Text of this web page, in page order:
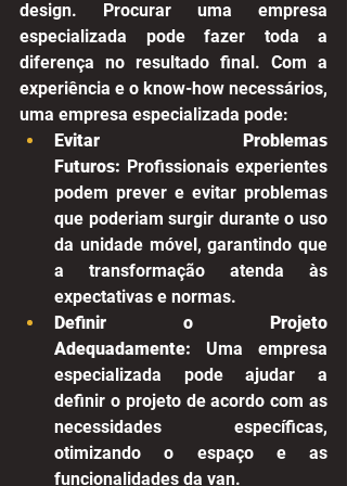
design. Procurar uma empresa
especializada pode fazer toda a
diferença no resultado final. Com a
experiência e o know-how necessários,
uma empresa especializada pode:
Evitar Problemas
Futuros: Profissionais experientes
podem prever e evitar problemas
que poderiam surgir durante o uso
da unidade móvel, garantindo que
a transformação atenda às
expectativas e normas.
Definir o Projeto
Adequadamente: Uma empresa
especializada pode ajudar a
definir o projeto de acordo com as
necessidades específicas,
otimizando o espaço e as
funcionalidades da van.